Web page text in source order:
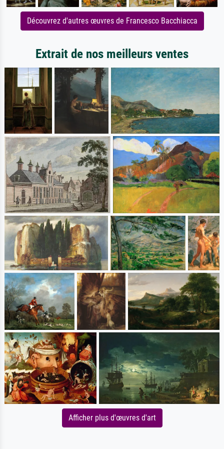
Découvrez d'autres œuvres de Francesco Bacchiacca
Extrait de nos meilleurs ventes
Afficher plus d'œuvres d'art